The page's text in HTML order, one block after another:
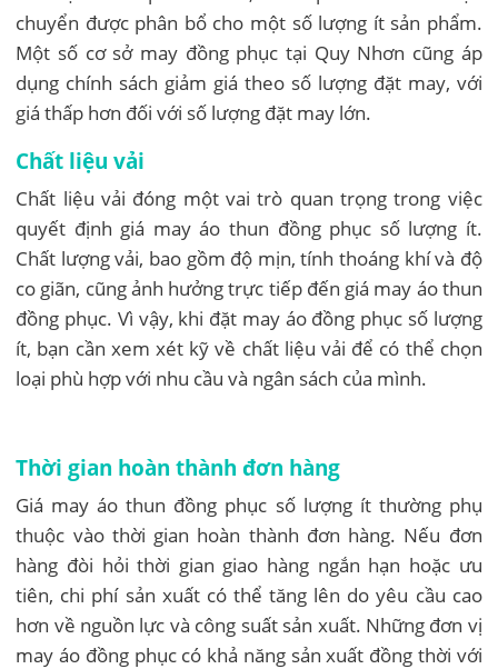
chuyển được phân bổ cho một số lượng ít sản phẩm.
Một số cơ sở may đồng phục tại Quy Nhơn cũng áp
dụng chính sách giảm giá theo số lượng đặt may, với
giá thấp hơn đối với số lượng đặt may lớn.
Chất liệu vải
Chất liệu vải đóng một vai trò quan trọng trong việc
quyết định giá may áo thun đồng phục số lượng ít.
Chất lượng vải, bao gồm độ mịn, tính thoáng khí và độ
co giãn, cũng ảnh hưởng trực tiếp đến giá may áo thun
đồng phục. Vì vậy, khi đặt may áo đồng phục số lượng
ít, bạn cần xem xét kỹ về chất liệu vải để có thể chọn
loại phù hợp với nhu cầu và ngân sách của mình.
Thời gian hoàn thành đơn hàng
Giá may áo thun đồng phục số lượng ít thường phụ
thuộc vào thời gian hoàn thành đơn hàng. Nếu đơn
hàng đòi hỏi thời gian giao hàng ngắn hạn hoặc ưu
tiên, chi phí sản xuất có thể tăng lên do yêu cầu cao
hơn về nguồn lực và công suất sản xuất. Những đơn vị
may áo đồng phục có khả năng sản xuất đồng thời với